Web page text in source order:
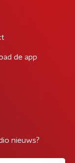
de app
nieuws?